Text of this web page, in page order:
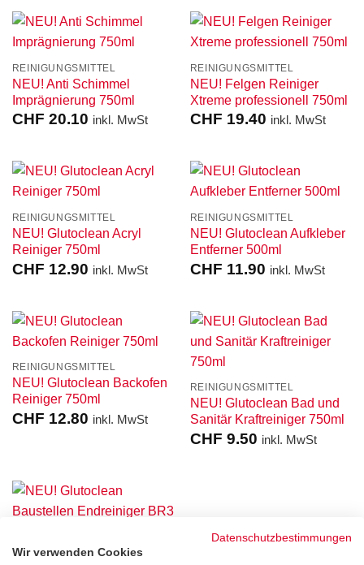
REINIGUNGSMITTEL
NEU! Anti Schimmel
Imprägnierung 750ml
CHF 20.10 inkl. MwSt
REINIGUNGSMITTEL
NEU! Felgen Reiniger
Xtreme professionell 750ml
CHF 19.40 inkl. MwSt
REINIGUNGSMITTEL
NEU! Glutoclean Acryl
Reiniger 750ml
CHF 12.90 inkl. MwSt
REINIGUNGSMITTEL
NEU! Glutoclean Aufkleber
Entferner 500ml
CHF 11.90 inkl. MwSt
REINIGUNGSMITTEL
NEU! Glutoclean Backofen
Reiniger 750ml
CHF 12.80 inkl. MwSt
REINIGUNGSMITTEL
NEU! Glutoclean Bad und
Sanitär Kraftreiniger 750ml
CHF 9.50 inkl. MwSt
REINIGUNGSMITTEL
Datenschutzbestimmungen
Wir verwenden Cookies